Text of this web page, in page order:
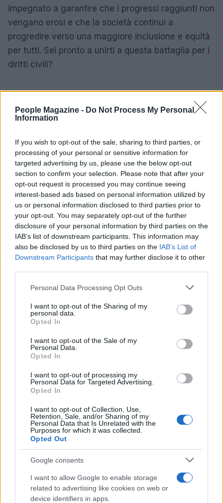
People Magazine - Do Not Process My Personal
Information
If you wish to opt-out of the sale, sharing to third parties, or
processing of your personal or sensitive information for
targeted advertising by us, please use the below opt-out
section to confirm your selection. Please note that after your
opt-out request is processed you may continue seeing
interest-based ads based on personal information utilized by
us or personal information disclosed to third parties prior to
your opt-out. You may separately opt-out of the further
disclosure of your personal information by third parties on the
IAB’s list of downstream participants. This information may
also be disclosed by us to third parties on the IAB’s List of
Downstream Participants that may further disclose it to other
Please note that this website/app uses one or more Google
not limited to your visit or usage behaviour. You may click to
grant or deny consent to Google and its third-party tags to
use your data for below specified purposes in below Google
consent section.
Personal Data Processing Opt Outs
I want to opt-out of the Sharing of my
personal data.
Opted In
I want to opt-out of the Sale of my
Personal Data.
Opted In
I want to opt-out of processing my
Personal Data for Targeted Advertising.
Opted In
I want to opt-out of Collection, Use,
Retention, Sale, and/or Sharing of my
Personal Data that Is Unrelated with the
Purposes for which it was collected.
Opted Out
Google consents
I want to allow Google to enable storage
related to advertising like cookies on web or
device identifiers in apps.
impegnato a garantire che i progressi raggiunti non
vengano erosi e che la società continui a
progredire verso una maggiore inclusione e equità
per tutti. Sei pronto a unirti a questa battaglia per i
diritti civili?
AUTORE
AiAdhubMedia